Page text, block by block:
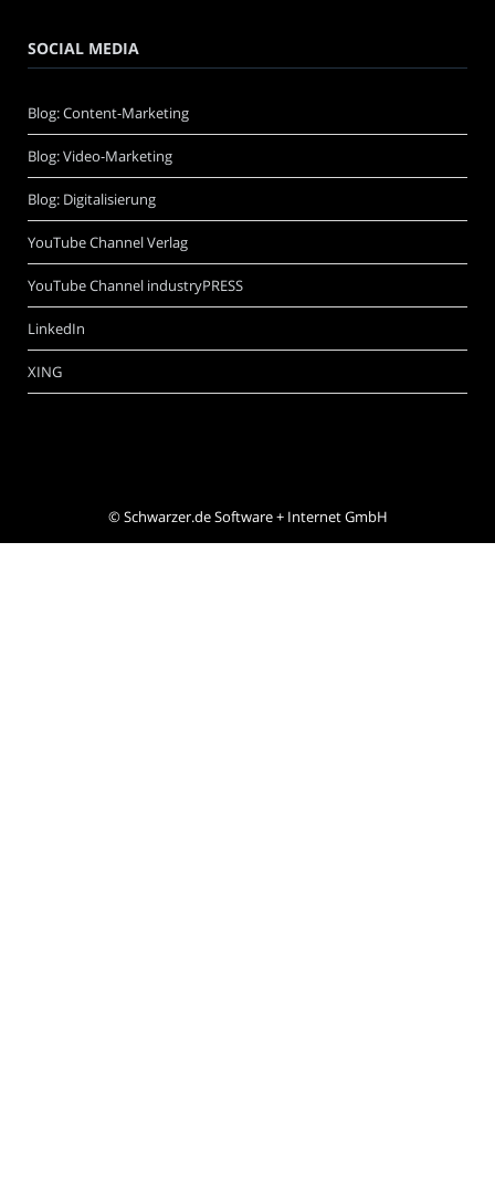
SOCIAL MEDIA
Blog: Content-Marketing
Blog: Video-Marketing
Blog: Digitalisierung
YouTube Channel Verlag
YouTube Channel industryPRESS
LinkedIn
XING
©Schwarzer.de Software + Internet GmbH